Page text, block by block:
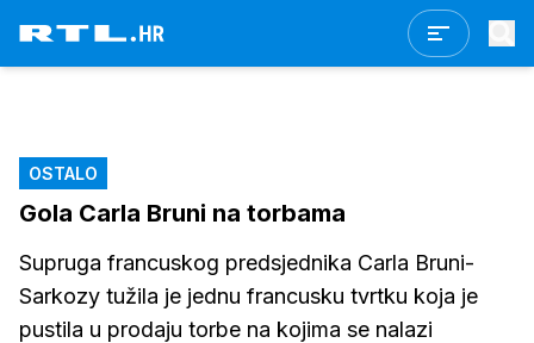
OSTALO
Gola Carla Bruni na torbama
Supruga francuskog predsjednika Carla Bruni-
Sarkozy tužila je jednu francusku tvrtku koja je
pustila u prodaju torbe na kojima se nalazi